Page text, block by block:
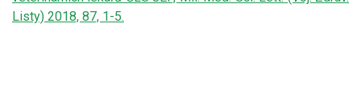
Listy) 2018, 87, 1-5.